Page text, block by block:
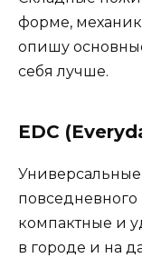
форме,
опишу
себя лучше.
EDC
компактные и
в городе и на